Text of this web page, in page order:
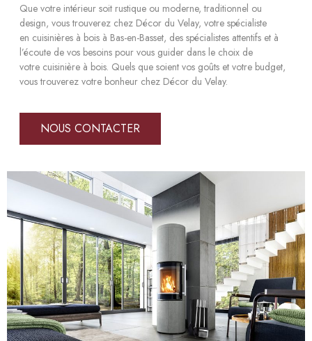
Que votre intérieur soit rustique ou moderne, traditionnel ou
design, vous trouverez chez Décor du Velay, votre spécialiste
en cuisinières à bois à Bas-en-Basset, des spécialistes attentifs et à
l’écoute de vos besoins pour vous guider dans le choix de
votre cuisinière à bois. Quels que soient vos goûts et votre budget,
vous trouverez votre bonheur chez Décor du Velay.
NOUS CONTACTER